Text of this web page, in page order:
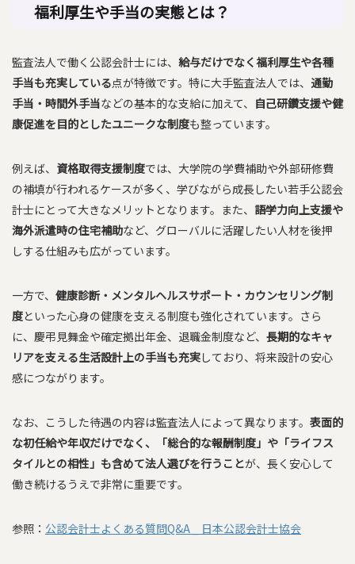
福利厚生や手当の実態とは？
監査法人で働く公認会計士には、 給与だけでなく福利厚生や各種
手当も充実している点が特徴です。特に大手監査法人では、 通勤
手当・時間外手当などの基本的な支給に加えて、 自己研鑽支援や健
康促進を目的としたユニークな制度も整っています。
例えば、 資格取得支援制度では、大学院の学費補助や外部研修費
の補填が行われるケースが多く、学びながら成長したい若手公認会
計士にとって大きなメリットとなります。また、 語学力向上支援や
海外派遣時の住宅補助など、グローバルに活躍したい人材を後押
しする仕組みも広がっています。
一方で、 健康診断・メンタルヘルスサポート・カウンセリング制
度といった心身の健康を支える制度も強化されています。さら
に、慶弔見舞金や確定拠出年金、退職金制度など、 長期的なキャ
リアを支える生活設計上の手当も充実しており、将来設計の安心
感につながります。
なお、こうした待遇の内容は監査法人によって異なります。 表面的
な初任給や年収だけでなく、「総合的な報酬制度」や「ライフス
タイルとの相性」も含めて法人選びを行うことが、長く安心して
働き続けるうえで非常に重要です。
参照： 公認会計士よくある質問Q&A _ 日本公認会計士協会